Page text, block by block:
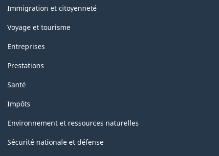
sujets
Immigration et citoyenneté
Voyage et tourisme
Entreprises
Prestations
Santé
Impôts
Environnement et ressources naturelles
Sécurité nationale et défense